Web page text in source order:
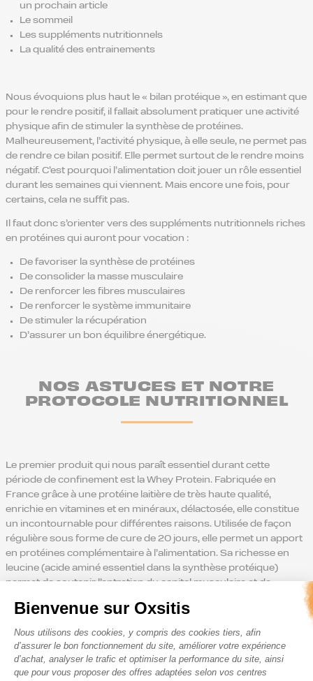
Bienvenue sur Oxsitis
Plateforme de Gestion du
Nous utilisons des cookies, y compris des cookies tiers, afin
d’assurer le bon fonctionnement du site, améliorer votre expérience
d’achat, analyser le trafic et optimiser la performance du site, ainsi
que pour vous proposer des offres adaptées selon vos centres
un prochain article
Le sommeil
Les suppléments nutritionnels
La qualité des entrainements
Nous évoquions plus haut le « bilan protéique », en estimant que
pour le rendre positif, il fallait absolument pratiquer une activité
physique afin de stimuler la synthèse de protéines.
Malheureusement, l’activité physique, à elle seule, ne permet pas
de rendre ce bilan positif. Elle permet surtout de le rendre moins
négatif. C’est pourquoi l’alimentation doit jouer un rôle essentiel
durant les semaines qui viennent. Mais encore une fois, pour
certains, cela ne suffit pas.
Il faut donc s’orienter vers des suppléments nutritionnels riches
en protéines qui auront pour vocation :
De favoriser la synthèse de protéines
De consolider la masse musculaire
De renforcer les fibres musculaires
De renforcer le système immunitaire
De stimuler la récupération
D’assurer un bon équilibre énergétique.
NOS ASTUCES ET NOTRE
PROTOCOLE NUTRITIONNEL
Le premier produit qui nous paraît essentiel durant cette
période de confinement est la Whey Protein. Fabriquée en
France grâce à une protéine laitière de très haute qualité,
enrichie en vitamines et en minéraux, délactosée, elle constitue
un incontournable pour différentes raisons. Utilisée de façon
régulière sous forme de cure de 20 jours, elle permet un apport
en protéines complémentaire à l’alimentation. Sa richesse en
leucine (acide aminé essentiel dans la synthèse protéique)
permet de soutenir l’entretien du capital musculaire et de
permet de renforcer le système immunitaire et booster les
pour son rôle dans le maintien de la composante os/muscle.
Enfin, un mot sur son process de fabrication qui permet, après
une triple filtration de la protéine, d’obtenir un concentré du